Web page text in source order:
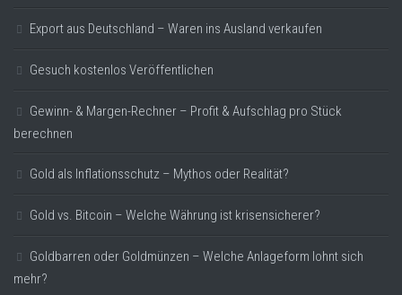
Export aus Deutschland – Waren ins Ausland verkaufen
Gesuch kostenlos Veröffentlichen
Gewinn- & Margen-Rechner – Profit & Aufschlag pro Stück
berechnen
Gold als Inflationsschutz – Mythos oder Realität?
Gold vs. Bitcoin – Welche Währung ist krisensicherer?
Goldbarren oder Goldmünzen – Welche Anlageform lohnt sich
mehr?